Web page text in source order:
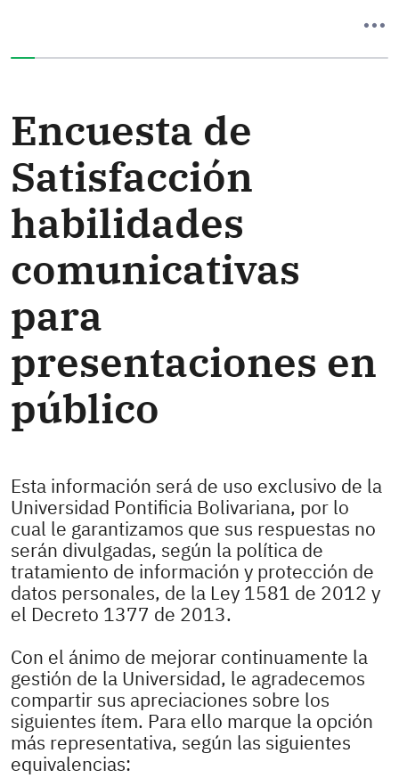
Encuesta de
Satisfacción
habilidades
comunicativas
para
presentaciones en
público
Esta información será de uso exclusivo de la
Universidad Pontificia Bolivariana, por lo
cual le garantizamos que sus respuestas no
serán divulgadas, según la política de
tratamiento de información y protección de
datos personales, de la Ley 1581 de 2012 y
el Decreto 1377 de 2013.
Con el ánimo de mejorar continuamente la
gestión de la Universidad, le agradecemos
compartir sus apreciaciones sobre los
siguientes ítem. Para ello marque la opción
más representativa, según las siguientes
equivalencias: